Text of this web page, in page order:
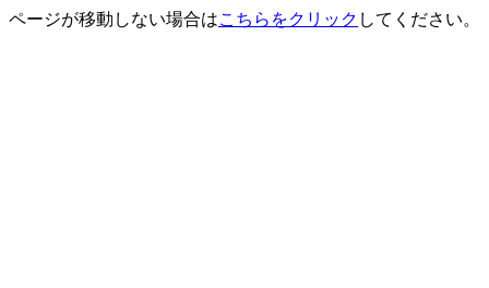
ページが移動しない場合はこちらをクリック してください。